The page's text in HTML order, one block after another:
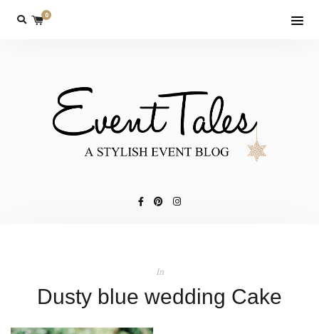
0
In
Dusty blue wedding Cake